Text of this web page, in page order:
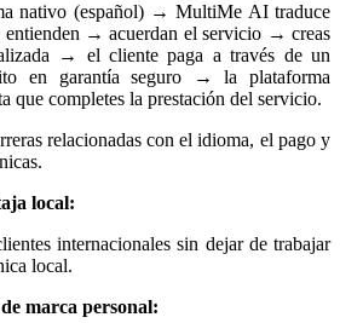
nativo (español) → MultiMe AI traduce
entienden → acuerdan el servicio → creas
→ el cliente paga a través de un
en garantía seguro → la plataforma
que completes la prestación del servicio.
relacionadas con el idioma, el pago y
local:
internacionales sin dejar de trabajar
local.
marca personal: